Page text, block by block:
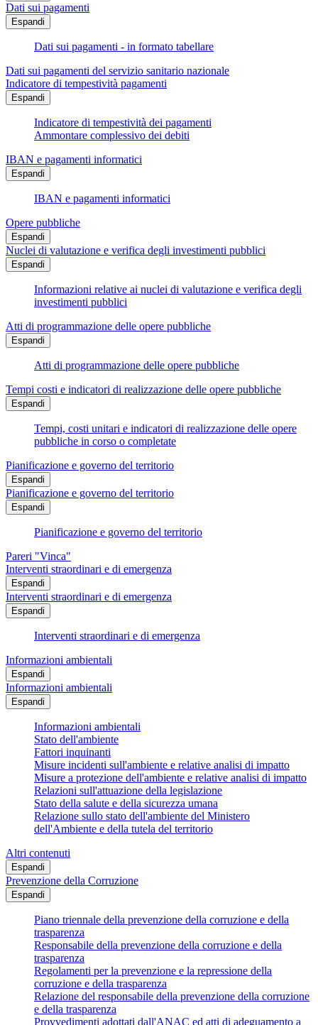
Dati sui pagamenti
Espandi
Dati sui pagamenti - in formato tabellare
Dati sui pagamenti del servizio sanitario nazionale
Indicatore di tempestività pagamenti
Espandi
Indicatore di tempestività dei pagamenti
Ammontare complessivo dei debiti
IBAN e pagamenti informatici
Espandi
IBAN e pagamenti informatici
Opere pubbliche
Espandi
Nuclei di valutazione e verifica degli investimenti pubblici
Espandi
Informazioni relative ai nuclei di valutazione e verifica degli
investimenti pubblici
Atti di programmazione delle opere pubbliche
Espandi
Atti di programmazione delle opere pubbliche
Tempi costi e indicatori di realizzazione delle opere pubbliche
Espandi
Tempi, costi unitari e indicatori di realizzazione delle opere
pubbliche in corso o completate
Pianificazione e governo del territorio
Espandi
Pianificazione e governo del territorio
Espandi
Pianificazione e governo del territorio
Pareri "Vinca"
Interventi straordinari e di emergenza
Espandi
Interventi straordinari e di emergenza
Espandi
Interventi straordinari e di emergenza
Informazioni ambientali
Espandi
Informazioni ambientali
Espandi
Informazioni ambientali
Stato dell'ambiente
Fattori inquinanti
Misure incidenti sull'ambiente e relative analisi di impatto
Misure a protezione dell'ambiente e relative analisi di impatto
Relazioni sull'attuazione della legislazione
Stato della salute e della sicurezza umana
Relazione sullo stato dell'ambiente del Ministero
dell'Ambiente e della tutela del territorio
Altri contenuti
Espandi
Prevenzione della Corruzione
Espandi
Piano triennale della prevenzione della corruzione e della
trasparenza
Responsabile della prevenzione della corruzione e della
trasparenza
Regolamenti per la prevenzione e la repressione della
corruzione e della trasparenza
Relazione del responsabile della prevenzione della corruzione
e della trasparenza
Provvedimenti adottati dall'ANAC ed atti di adeguamento a